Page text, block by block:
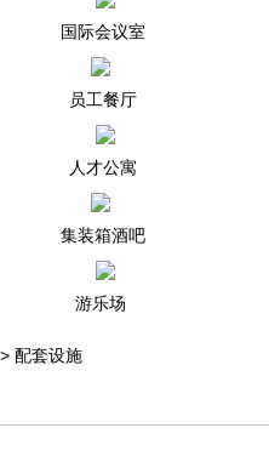
> 配套设施
国际会议室
员工餐厅
人才公寓
集装箱酒吧
游乐场